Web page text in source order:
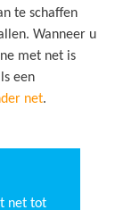
te schaffen
Wanneer u
met net is
een
net.
net tot